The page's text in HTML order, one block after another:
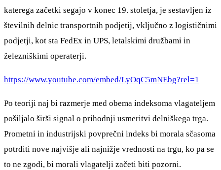
katerega začetki segajo v konec 19. stoletja, je sestavljen iz
številnih delnic transportnih podjetij, vključno z logističnimi
podjetji, kot sta FedEx in UPS, letalskimi družbami in
železniškimi operaterji.
https://www.youtube.com/embed/LyOqC5mNEbg?rel=1
Po teoriji naj bi razmerje med obema indeksoma vlagateljem
pošiljalo širši signal o prihodnji usmeritvi delniškega trga.
Prometni in industrijski povprečni indeks bi morala sčasoma
potrditi nove najvišje ali najnižje vrednosti na trgu, ko pa se
to ne zgodi, bi morali vlagatelji začeti biti pozorni.